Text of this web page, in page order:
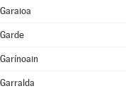
Garaioa
Garde
Garínoain
Garralda